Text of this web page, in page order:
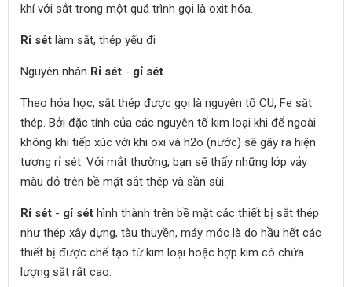
khí với sắt trong một quá trình gọi là oxit hóa.
Rỉ sét làm sắt, thép yếu đi
Nguyên nhân Rỉ sét - gỉ sét
Theo hóa học, sắt thép được gọi là nguyên tố CU, Fe sắt
thép. Bởi đặc tính của các nguyên tố kim loại khi để ngoài
không khí tiếp xúc với khi oxi và h2o (nước) sẽ gây ra hiện
tượng rỉ sét. Với mắt thường, bạn sẽ thấy những lớp vảy
màu đỏ trên bề mặt sắt thép và sần sùi.
Rỉ sét - gỉ sét hình thành trên bề mặt các thiết bị sắt thép
như thép xây dựng, tàu thuyền, máy móc là do hầu hết các
thiết bị được chế tạo từ kim loại hoặc hợp kim có chứa
lượng sắt rất cao.